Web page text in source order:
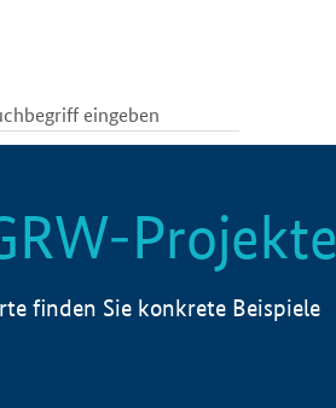
Projekte
finden Sie konkrete Beispiele